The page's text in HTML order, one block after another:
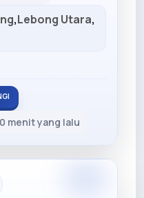
,Lebong Utara,
menit yang lalu